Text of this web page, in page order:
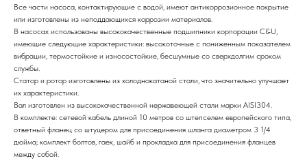
Все части насоса, контактирующие с водой, имеют антикоррозионное покрытие
или изготовлены из неподдающихся коррозии материалов.
В насосах использованы высококачественные подшипники корпорации C&U,
имеющие следующие характеристики: высокоточные с пониженным показателем
вибрации, термостойкие и износостойкие, бесшумные со сверхдолгим сроком
службы.
Статор и ротор изготовлены из холоднокатаной стали, что значительно улучшает
их характеристики.
Вал изготовлен из высококачественной нержавеющей стали марки AISI304.
В комплекте: сетевой кабель длиной 10 метров со штепселем европейского типа,
ответный фланец со штуцером для присоединения шланга диаметром 3 1/4
дюйма; комплект болтов, гаек, шайб и прокладка для присоединения фланцев
между собой.